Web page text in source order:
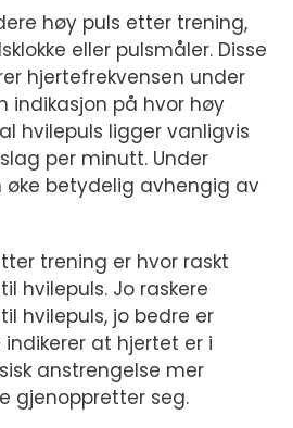
høy puls etter trening,
eller pulsmåler. Disse
hjertefrekvensen under
indikasjon på hvor høy
hvilepuls ligger vanligvis
per minutt. Under
øke betydelig avhengig av
trening er hvor raskt
hvilepuls. Jo raskere
hvilepuls, jo bedre er
indikerer at hjertet er i
anstrengelse mer
gjenoppretter seg.